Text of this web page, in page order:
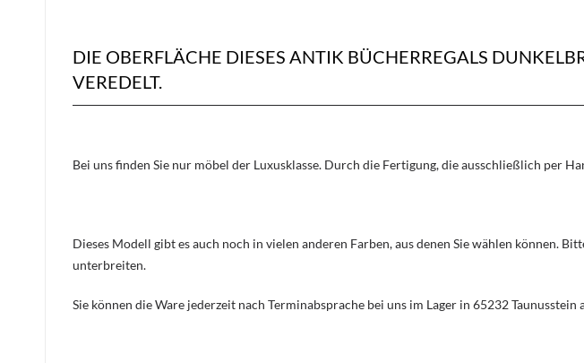
DIE OBERFLÄCHE DIESES ANTIK BÜCHERREGALS
VEREDELT.
Bei uns finden Sie nur möbel der Luxusklasse. Durch die Fertigung, die ausschließlich per
Dieses Modell gibt es auch noch in vielen anderen Farben, aus denen Sie wählen können.
unterbreiten.
Sie können die Ware jederzeit nach Terminabsprache bei uns im Lager in 65232 Taunusstein